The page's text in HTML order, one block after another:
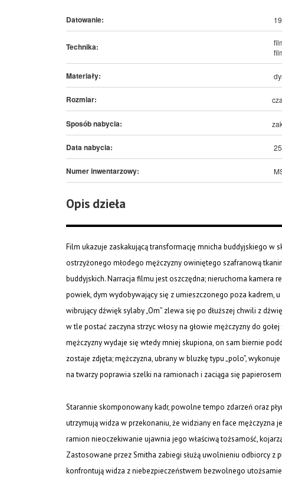
Datowanie:
Technika:
Materiały:
Rozmiar:
Sposób nabycia:
Data nabycia:
Numer inwentarzowy:
Opis dzieła
Film ukazuje zaskakującą transformację mnicha buddyjskiego w
ostrzyżonego młodego mężczyzny owiniętego szafranową
buddyjskich. Narracja filmu jest oszczędna; nieruchoma kamera
powiek, dym wydobywający się z umieszczonego poza kadrem,
wibrujący dźwięk sylaby „Om” zlewa się po dłuższej chwili z
w tle postać zaczyna strzyc włosy na głowie mężczyzny do
mężczyzny wydaje się wtedy mniej skupiona, on sam biernie
zostaje zdjęta; mężczyzna, ubrany w bluzkę typu „polo”,
na twarzy poprawia szelki na ramionach i zaciąga się
Starannie skomponowany kadr, powolne tempo zdarzeń oraz
utrzymują widza w przekonaniu, że widziany en face mężczyzna
ramion nieoczekiwanie ujawnia jego właściwą tożsamość,
Zastosowane przez Smitha zabiegi służą uwolnieniu odbiorcy z
konfrontują widza z niebezpieczeństwem bezwolnego